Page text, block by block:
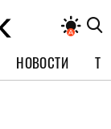
НОВОСТИ